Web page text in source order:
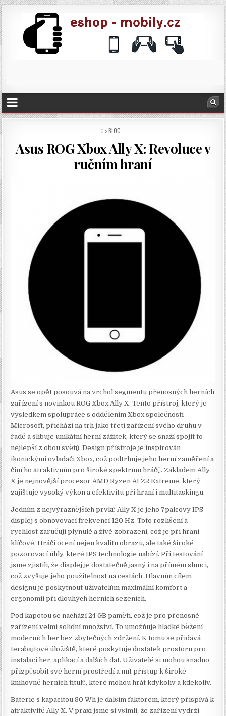
POSTED
BLOG
Asus ROG Xbox Ally X: Revoluce v
ručním hraní
Asus se opět posouvá na vrchol segmentu přenosných herních
zařízení s novinkou ROG Xbox Ally X. Tento přístroj, který je
výsledkem spolupráce s oddělením Xbox společnosti
Microsoft, přichází na trh jako třetí zařízení svého druhu v
řadě a slibuje unikátní herní zážitek, který se snaží spojit to
nejlepší z obou světů. Design přístroje je inspirován
ikonickými ovladači Xbox, což podtrhuje jeho herní zaměření a
činí ho atraktivním pro široké spektrum hráčů. Základem Ally
X je nejnovější procesor AMD Ryzen AI Z2 Extreme, který
zajišťuje vysoký výkon a efektivitu při hraní i multitaskingu.
Jedním z nejvýraznějších prvků Ally X je jeho 7palcový IPS
displej s obnovovací frekvencí 120 Hz. Toto rozlišení a
rychlost zaručují plynulé a živé zobrazení, což je při hraní
klíčové. Hráči ocení nejen kvalitu obrazu, ale také široké
pozorovací úhly, které IPS technologie nabízí. Při testování
jsme zjistili, že displej je dostatečně jasný i na přímém slunci,
což zvyšuje jeho použitelnost na cestách. Hlavním cílem
designu je poskytnout uživatelům maximální komfort a
ergonomii při dlouhých herních sezeních.
Pod kapotou se nachází 24 GB paměti, což je pro přenosné
zařízení velmi solidní množství. To umožňuje hladké běžení
moderních her bez zbytečných zdržení. K tomu se přidává
terabajtové úložiště, které poskytuje dostatek prostoru pro
instalaci her, aplikací a dalších dat. Uživatelé si mohou snadno
přizpůsobit své herní prostředí a mít přístup k široké
knihovně herních titulů, které mohou hrát kdykoliv a kdekoliv.
Baterie s kapacitou 80 Wh je dalším faktorem, který přispívá k
atraktivitě Ally X. V praxi jsme si všimli, že zařízení vydrží